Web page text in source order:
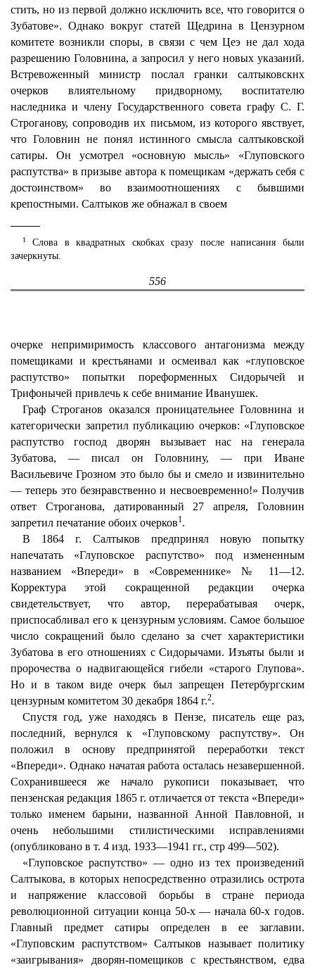
стить, но из первой должно исключить все, что говорится о
Зубатове». Однако вокруг статей Щедрина в Цензурном
комитете возникли споры, в связи с чем Цеэ не дал хода
разрешению Головнина, а запросил у него новых указаний.
Встревоженный министр послал гранки салтыковскнх
очерков влиятельному придворному, воспитателю
наследника и члену Государственного совета графу С. Г.
Строганову, сопроводив их письмом, из которого явствует,
что Головнин не понял истинного смысла салтыковской
сатиры. Он усмотрел «основную мысль» «Глуповского
распутства» в призыве автора к помещикам «держать себя с
достоинством» во взаимоотношениях с бывшими
крепостными. Салтыков же обнажал в своем
1Слова в квадратных скобках сразу после написания были
зачеркнуты.
556
очерке непримиримость классового антагонизма между
помещиками и крестьянами и осмеивал как «глуповское
распутство» попытки пореформенных Сидорычей и
Трифонычей привлечь к себе внимание Иванушек.
Граф Строганов оказался проницательнее Головнина и
категорически запретил публикацию очерков: «Глуповское
распутство господ дворян вызывает нас на генерала
Зубатова, — писал он Головнину, — при Иване
Васильевиче Грозном это было бы и смело и извинительно
— теперь это безнравственно и несвоевременно!» Получив
ответ Строганова, датированный 27 апреля, Головнин
запретил печатание обоих очерков1.
В 1864 г. Салтыков предпринял новую попытку
напечатать «Глуповское распутство» под измененным
названием «Впереди» в «Современнике» № 11—12.
Корректура этой сокращенной редакции очерка
свидетельствует, что автор, перерабатывая очерк,
приспосабливал его к цензурным условиям. Самое большое
число сокращений было сделано за счет характеристики
Зубатова в его отношениях с Сидорычами. Изъяты были и
пророчества о надвигающейся гибели «старого Глупова».
Но и в таком виде очерк был запрещен Петербургским
цензурным комитетом 30 декабря 1864 г.2.
Спустя год, уже находясь в Пензе, писатель еще раз,
последний, вернулся к «Глуповскому распутству». Он
положил в основу предпринятой переработки текст
«Впереди». Однако начатая работа осталась незавершенной.
Сохранившееся же начало рукописи показывает, что
пензенская редакция 1865 г. отличается от текста «Впереди»
только именем барыни, названной Анной Павловной, и
очень небольшими стилистическими исправлениями
(опубликовано в т. 4 изд. 1933—1941 гг., стр 499—502).
«Глуповское распутство» — одно из тех произведений
Салтыкова, в которых непосредственно отразились острота
и напряжение классовой борьбы в стране периода
революционной ситуации конца 50-х — начала 60-х годов.
Главный предмет сатиры определен в ее заглавии.
«Глуповским распутством» Салтыков называет политику
«заигрывания» дворян-помещиков с крестьянством, едва